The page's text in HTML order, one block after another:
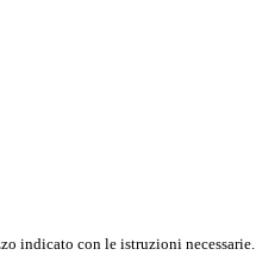
indicato con le istruzioni necessarie.